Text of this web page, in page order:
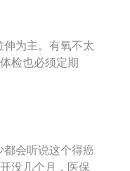
为主。有氧不太
检也必须定期
会听说这个得癌
没几个月，医保